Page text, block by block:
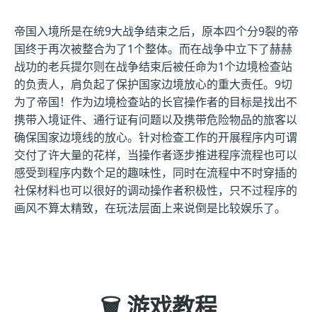
帝国入境所是在统9大战争结束之后，原本四个分9裂的帝
国终于再次被整合为了1个整体。而在战争中立下了赫赫
战功的老兵提尔则在战争结束后被任命为1个边境检查站
的负责人，肩负起了保护国家边境放心的重大责任。9切
为了帝国！作为边境检查站的长官操作者的目标是找出不
携带入境证件、通行证有问题以及携带危险物品的旅客以
确保国家边境线的放心。针对检查工作的开展程序内可谓
交付了许大量的花样，当操作者逐步推进程序流程也可以
感受到程序内数个足的趣味性，同时在流程中不时穿插的
社保材料也可以很好的调动操作者积极性，只不过程序的
画风不算太精致，在玩法层面上来说倒是比较娱乐了。